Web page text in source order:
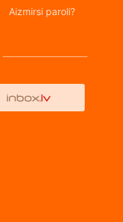
Aizmirsi paroli?